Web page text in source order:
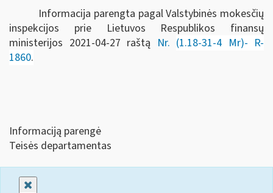
Informacija parengta pagal Valstybinės mokesčių
inspekcijos prie Lietuvos Respublikos finansų
ministerijos 2021-04-27 raštą Nr. (1.18-31-4 Mr)- R-
1860.
Informaciją parengė
Teisės departamentas